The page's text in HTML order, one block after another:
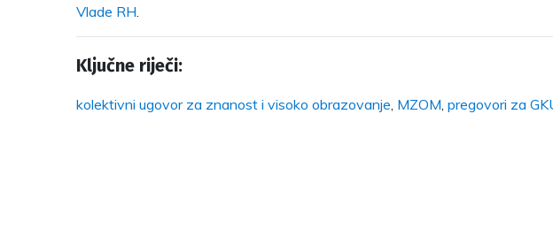
Vlade RH.
Ključne riječi:
kolektivni ugovor za znanost i visoko obrazovanje, MZOM, pregovori za